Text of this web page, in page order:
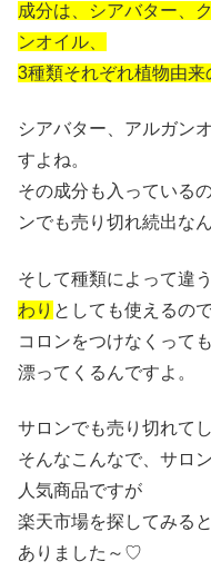
成分は、シアバター、
ンオイル、
3種類それぞれ植物由来
シアバター、アルガン
すよね。
その成分も入っている
ンでも売り切れ続出な
そして種類によって違
わり としても使えるの
コロンをつけなくって
漂ってくるんですよ。
サロンでも売り切れて
そんなこんなで、サロ
人気商品ですが
楽天市場を探してみる
ありました～♡